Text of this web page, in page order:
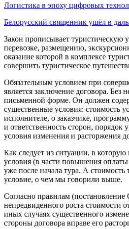
Логистика в эпоху цифровых
Белорусский священник ушёл в
Закон прописывает туристическую
перевозке, размещению,
оказание которой в комплексе
совершить туристическое
Обязательным условием при
является заключение договора. Без
письменной форме. Он должен
существенные условия: стоимость
исполнителе, о заказчике,
и ответственность сторон, порядок
условия изменения и расторжения
Как следует из ситуации, в которую
условия (в части повышения оплаты
уже после начала тура. А стоимость
условие, о чем мы говорили выше.
Согласно правилам
непредвиденного роста стоимости
иных случаях существенного
стороны договора вправе его